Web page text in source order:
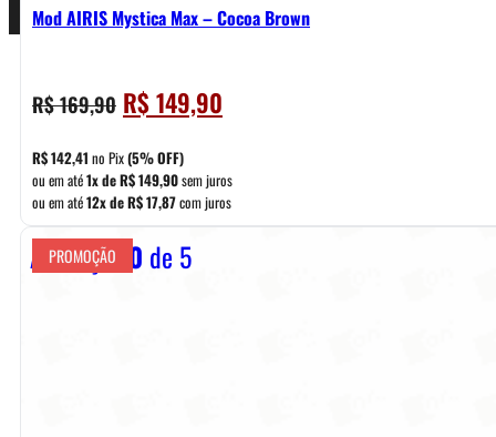
Mod AIRIS Mystica Max – Cocoa Brown
R$169,90 O
preço
original
era:
R$ 169,90.
R$149,90
preço
é:
R$ 149,90.
R$142,41 no Pix(5% OFF)
ou em até1x deR$149,90sem juros
ou em até12x deR$17,87com juros
Avaliação 0 de 5
PROMOÇÃO